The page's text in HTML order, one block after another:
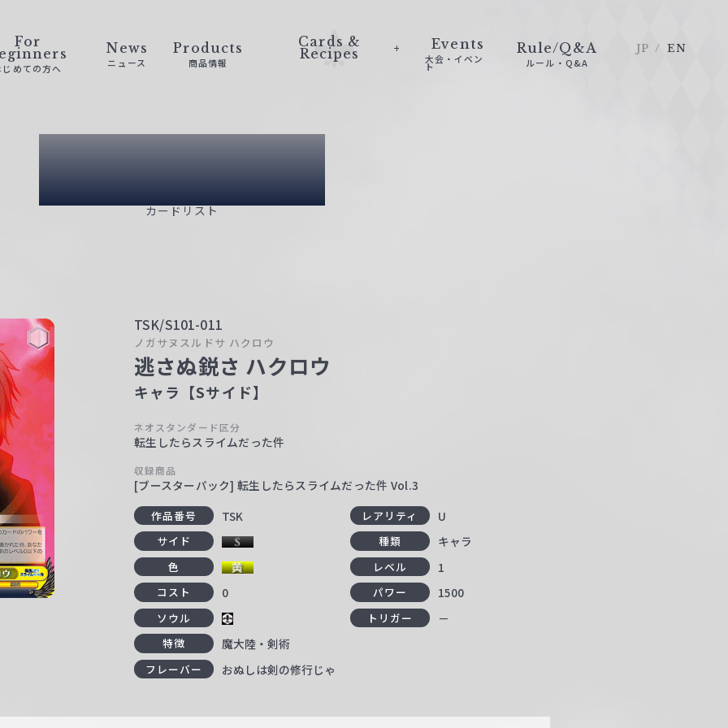
For
じめての方へ
News
ニュース
Products
商品情報
Cards &
Recipes
Events
大会・イベン
ト
Rule/Q&A
ルール・Q&A
JP EN
Card List
カードリスト
TSK/S101-011
ノガサヌスルドサ ハクロウ
逃さぬ鋭さ ハクロウ
キャラ【Sサイド】
ネオスタンダード区分
転生したらスライムだった件
収録商品
[ブースターパック] 転生したらスライムだった件 Vol.3
作品番号 TSK レアリティ U
サイド 種類 キャラ
色 レベル 1
コスト 0 パワー 1500
ソウル トリガー －
特徴 魔大陸・剣術
フレーバー おぬしは剣の修行じゃ